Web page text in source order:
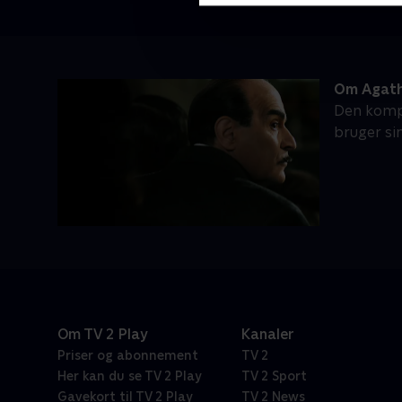
Om
Den
bruger
Om TV 2 Play
Priser og abonnement
Her kan du se TV 2 Play
Gavekort til TV 2 Play
Kanaler
TV 2
TV 2 Sport
TV 2 News